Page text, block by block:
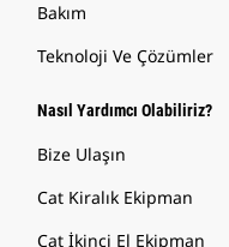
Bakım
Teknoloji Ve Çözümler
Nasıl Yardımcı Olabiliriz?
Bize Ulaşın
Cat Kiralık Ekipman
Cat İkinci El Ekipman